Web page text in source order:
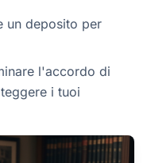
un deposito per
l'accordo di
i tuoi